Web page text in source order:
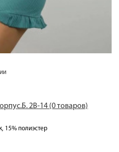
2В-14 (0 товаров)
15% полиэстер